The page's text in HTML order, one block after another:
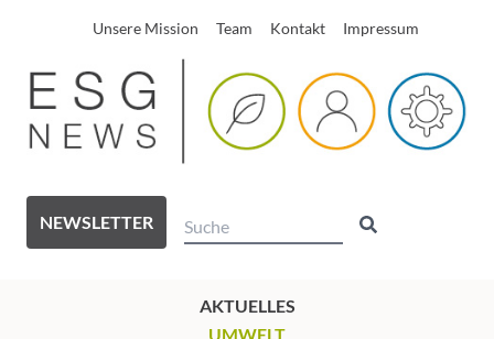
Unsere Mission Team Kontakt Impressum
NEWSLETTER
AKTUELLES
UMWELT